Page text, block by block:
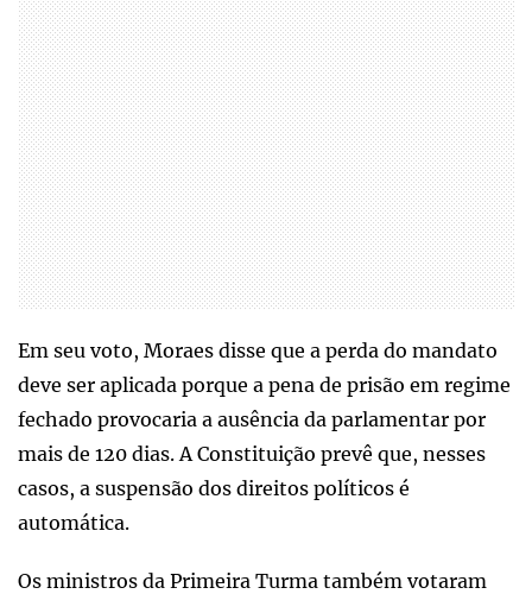
Em seu voto, Moraes disse que a perda do mandato
deve ser aplicada porque a pena de prisão em regime
fechado provocaria a ausência da parlamentar por
mais de 120 dias. A Constituição prevê que, nesses
casos, a suspensão dos direitos políticos é
automática.
Os ministros da Primeira Turma também votaram